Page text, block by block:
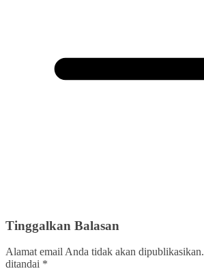
Tinggalkan Balasan
Alamat email Anda tidak akan dipublikasikan.
ditandai *